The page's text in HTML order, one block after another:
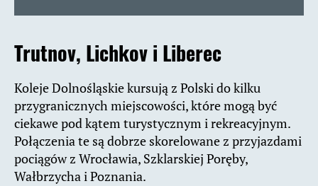
Trutnov, Lichkov i Liberec
Koleje Dolnośląskie kursują z Polski do kilku
przygranicznych miejscowości, które mogą być
ciekawe pod kątem turystycznym i rekreacyjnym.
Połączenia te są dobrze skorelowane z przyjazdami
pociągów z Wrocławia, Szklarskiej Poręby,
Wałbrzycha i Poznania.